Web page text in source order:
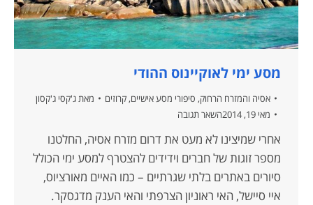
מסע ימי לאוקיינוס ההודי
אסיה והמזרח הרחוק, סיפורי מסע אישיים, קרוזים מאת ג'קסי ג'קסון
מאי 19, 2014
השאר תגובה
אחרי שמיצינו לא מעט את דרום מזרח אסיה, החלטנו
מספר זוגות של חברים וידידים להצטרף למסע ימי הכולל
סיורים באתרים בלתי שגרתיים – כמו האיים מאורציוס,
איי סיישל, האי ראוניון הצרפתי והאי הענק מדגסקר.